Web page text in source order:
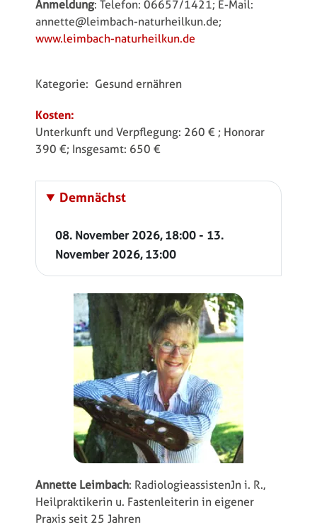
Anmeldung: Telefon: 06657/1421; E-Mail:
annette@leimbach-naturheilkun.de;
www.leimbach-naturheilkun.de
Kategorie: Gesund ernähren
Kosten:
Unterkunft und Verpflegung: 260 € ; Honorar
390 €; Insgesamt: 650 €
Demnächst
08. November 2026, 18:00 - 13.
November 2026, 13:00
Annette Leimbach: RadiologieassistenJn i. R.,
Heilpraktikerin u. Fastenleiterin in eigener
Praxis seit 25 Jahren